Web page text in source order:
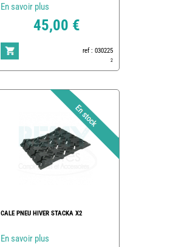
En savoir plus
45,00 €
ref : 030225
2
CALE PNEU HIVER STACKA X2
En savoir plus